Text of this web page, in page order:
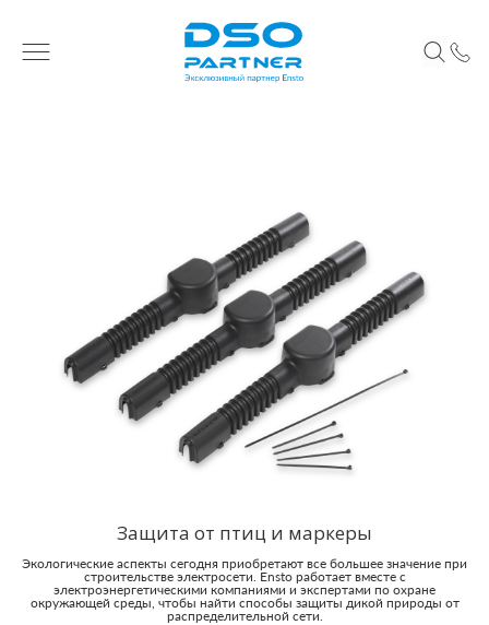
Защита от птиц и маркеры
Экологические аспекты сегодня приобретают все большее значение при
строительстве электросети. Ensto работает вместе с
электроэнергетическими компаниями и экспертами по охране
окружающей среды, чтобы найти способы защиты дикой природы от
распределительной сети.